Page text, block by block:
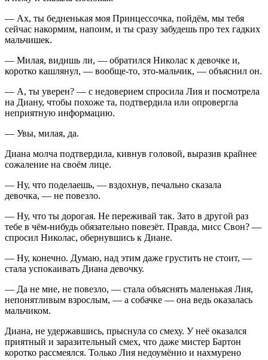
— Ах, ты бедненькая моя Принцессочка, пойдём, мы тебя
сейчас накормим, напоим, и ты сразу забудешь про тех гадких
мальчишек.
— Милая, видишь ли, — обратился Николас к девочке и,
коротко кашлянул, — вообще-то, это-мальчик, — объяснил он.
— А, ты уверен? — с недоверием спросила Лия и посмотрела
на Диану, чтобы похоже та, подтвердила или опровергла
неприятную информацию.
— Увы, милая, да.
Диана молча подтвердила, кивнув головой, выразив крайнее
сожаление на своём лице.
— Ну, что поделаешь, — вздохнув, печально сказала
девочка, — не повезло.
— Ну, что ты дорогая. Не переживай так. Зато в другой раз
тебе в чём-нибудь обязательно повезёт. Правда, мисс Свон? —
спросил Николас, обернувшись к Диане.
— Ну, конечно. Думаю, над этим даже грустить не стоит, —
стала успокаивать Диана девочку.
— Да не мне, не повезло, — стала объяснять маленькая Лия,
непонятливым взрослым, — а собачке — она ведь оказалась
мальчиком.
Диана, не удержавшись, прыснула со смеху. У неё оказался
приятный и заразительный смех, что даже мистер Бартон
коротко рассмеялся. Только Лия недоумённо и нахмурено